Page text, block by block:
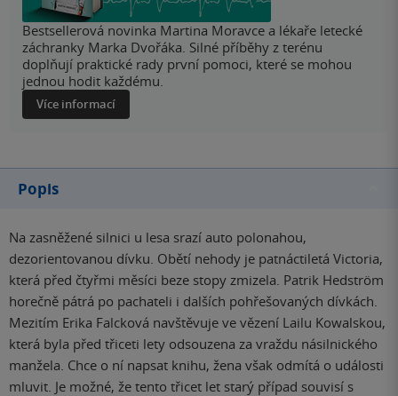
Bestsellerová novinka Martina Moravce a lékaře letecké
záchranky Marka Dvořáka. Silné příběhy z terénu
doplňují praktické rady první pomoci, které se mohou
jednou hodit každému.
Více informací
Popis
Na zasněžené silnici u lesa srazí auto polonahou,
dezorientovanou dívku. Obětí nehody je patnáctiletá Victoria,
která před čtyřmi měsíci beze stopy zmizela. Patrik Hedström
horečně pátrá po pachateli i dalších pohřešovaných dívkách.
Mezitím Erika Falcková navštěvuje ve vězení Lailu Kowalskou,
která byla před třiceti lety odsouzena za vraždu násilnického
manžela. Chce o ní napsat knihu, žena však odmítá o události
mluvit. Je možné, že tento třicet let starý případ souvisí s